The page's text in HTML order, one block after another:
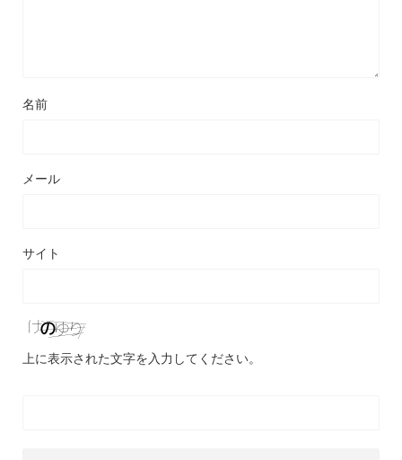
名前
メール
サイト
上に表示された文字を入力してください。